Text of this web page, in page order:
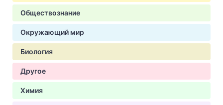
Обществознание
Окружающий мир
Биология
Другое
Химия